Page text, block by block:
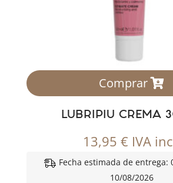
Comprar
LUBRIPIU CREMA
13,95€ IVA
Fecha estimada de entrega:
10/08/2026